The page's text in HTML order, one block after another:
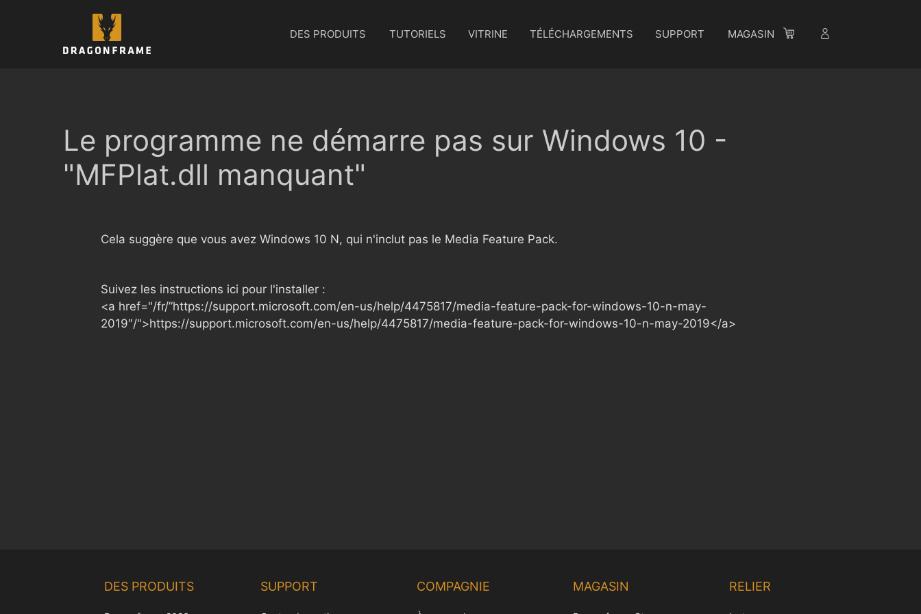
DES PRODUITS TUTORIELS VITRINE TÉLÉCHARGEMENTS SUPPORT MAGASIN
Le programme ne démarre pas sur Windows 10 -
"MFPlat.dll manquant"
Cela suggère que vous avez Windows 10 N, qui n'inclut pas le Media Feature Pack.
Suivez les instructions ici pour l'installer :
<a href="/fr/”https://support.microsoft.com/en-us/help/4475817/media-feature-pack-for-windows-10-n-may-
2019″/">https://support.microsoft.com/en-us/help/4475817/media-feature-pack-for-windows-10-n-may-2019</a>
DES PRODUITS SUPPORT COMPAGNIE MAGASIN RELIER